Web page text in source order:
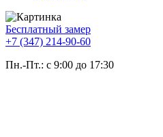
Бесплатный замер
+7 (347) 214-90-60
Пн.-Пт.: с 9:00 до 17:30